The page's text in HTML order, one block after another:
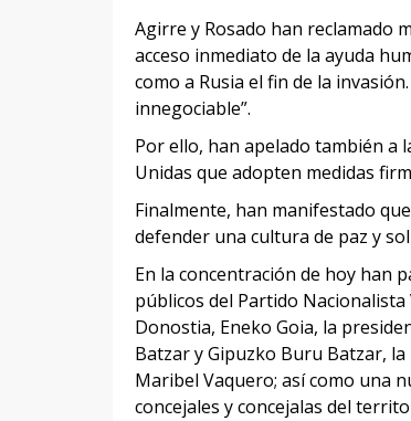
Agirre y Rosado han reclamado
acceso inmediato de la ayuda
como a Rusia el fin de la
innegociable”.
Por ello, han apelado también a
Unidas que adopten medidas
Finalmente, han manifestado
defender una cultura de paz y
En la concentración de hoy han
públicos del Partido Nacionalista
Donostia, Eneko Goia, la
Batzar y Gipuzko Buru Batzar,
Maribel Vaquero; así como una
concejales y concejalas del